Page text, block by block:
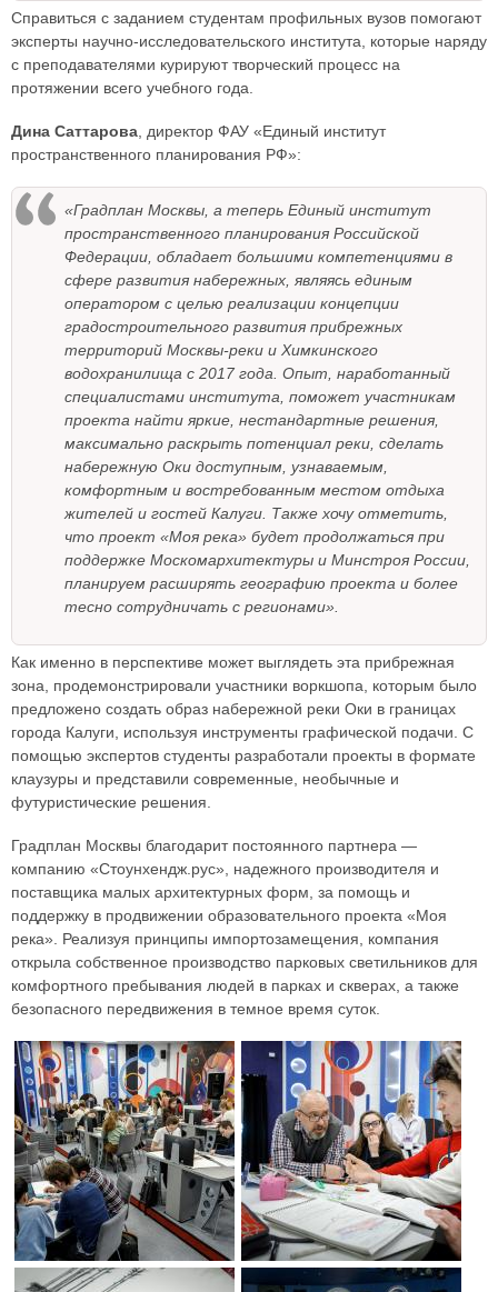
Справиться с заданием студентам профильных вузов помогают
эксперты научно-исследовательского института, которые наряду
с преподавателями курируют творческий процесс на
протяжении всего учебного года.
Дина Саттарова, директор ФАУ «Единый институт
пространственного планирования РФ»:
«Градплан Москвы, а теперь Единый институт
пространственного планирования Российской
Федерации, обладает большими компетенциями в
сфере развития набережных, являясь единым
оператором с целью реализации концепции
градостроительного развития прибрежных
территорий Москвы-реки и Химкинского
водохранилища с 2017 года. Опыт, наработанный
специалистами института, поможет участникам
проекта найти яркие, нестандартные решения,
максимально раскрыть потенциал реки, сделать
набережную Оки доступным, узнаваемым,
комфортным и востребованным местом отдыха
жителей и гостей Калуги. Также хочу отметить,
что проект «Моя река» будет продолжаться при
поддержке Москомархитектуры и Минстроя России,
планируем расширять географию проекта и более
тесно сотрудничать с регионами».
Как именно в перспективе может выглядеть эта прибрежная
зона, продемонстрировали участники воркшопа, которым было
предложено создать образ набережной реки Оки в границах
города Калуги, используя инструменты графической подачи. С
помощью экспертов студенты разработали проекты в формате
клаузуры и представили современные, необычные и
футуристические решения.
Градплан Москвы благодарит постоянного партнера —
компанию «Стоунхендж.рус», надежного производителя и
поставщика малых архитектурных форм, за помощь и
поддержку в продвижении образовательного проекта «Моя
река». Реализуя принципы импортозамещения, компания
открыла собственное производство парковых светильников для
комфортного пребывания людей в парках и скверах, а также
безопасного передвижения в темное время суток.